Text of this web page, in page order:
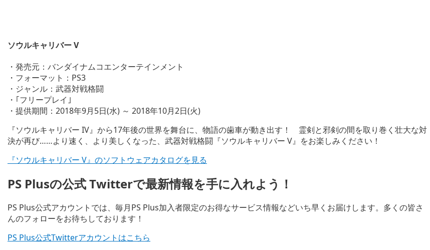
ソウルキャリバー V
・発売元：バンダイナムコエンターテインメント
・フォーマット：PS3
・ジャンル：武器対戦格闘
・｢フリープレイ｣
・提供期間：2018年9月5日(水) ～ 2018年10月2日(火)
『ソウルキャリバー IV』から17年後の世界を舞台に、物語の歯車が動き出す！ 霊剣と邪剣の間を取り巻く壮大な対
決が再び……より速く、より美しくなった、武器対戦格闘『ソウルキャリバー V』をお楽しみください！
『ソウルキャリバー V』のソフトウェアカタログを見る
PS Plusの公式 Twitterで最新情報を手に入れよう！
PS Plus公式アカウントでは、毎月PS Plus加入者限定のお得なサービス情報などいち早くお届けします。多くの皆さ
んのフォローをお待ちしております！
PS Plus公式Twitterアカウントはこちら